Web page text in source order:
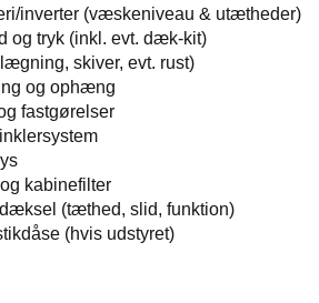
inverter (væskeniveau & utætheder)
og tryk (inkl. evt. dæk-kit)
skiver, evt. rust)
og ophæng
fastgørelser
kabinefilter
(tæthed, slid, funktion)
(hvis udstyret)